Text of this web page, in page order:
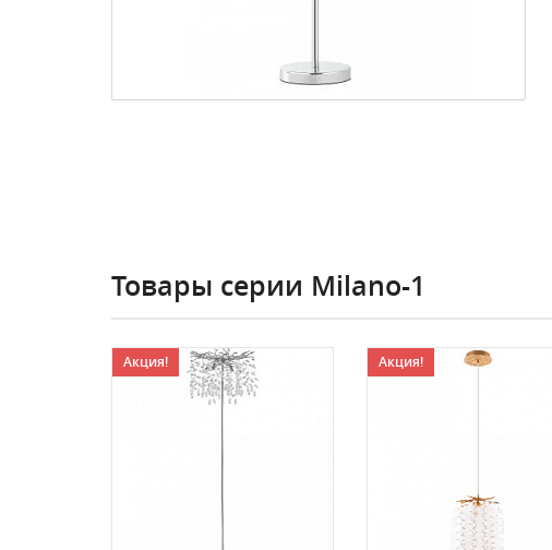
Товары серии Milano-1
Акция! Акция!